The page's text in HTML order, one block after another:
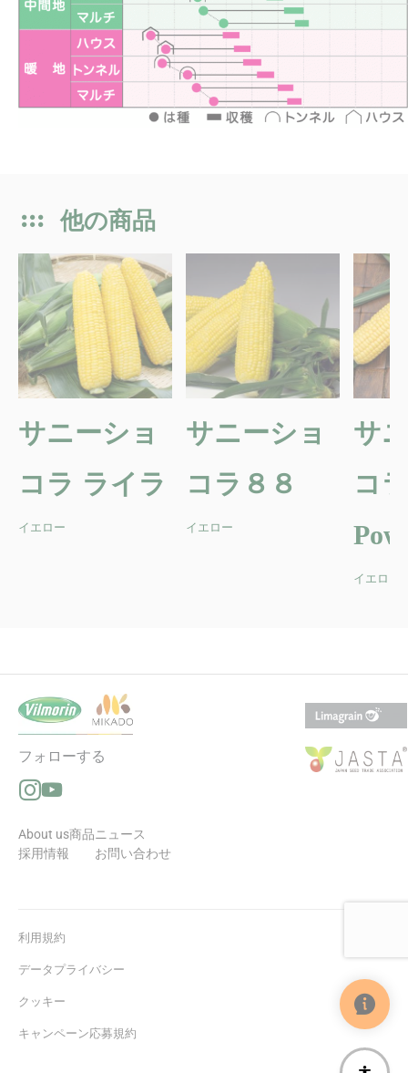
他の商品
サニーショ
コラ ライラ
イエロー
サニーショ
コラ８８
イエロー
サ
コ
イエロー
フォローする
Instagramでフォローする（新しいウィンドウで開きます
YouTubeでフォローする（新しいウィンドウで開きます
About us
採用情報
商品ニュース
お問い合わせ
利用規約
データプライバシー
クッキー
キャンペーン応募規約